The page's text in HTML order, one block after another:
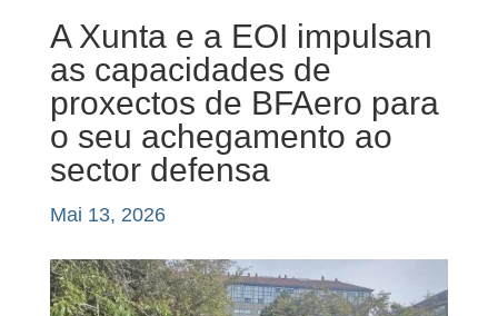
A Xunta e a EOI impulsan
as capacidades de
proxectos de BFAero para
o seu achegamento ao
sector defensa
Mai 13, 2026